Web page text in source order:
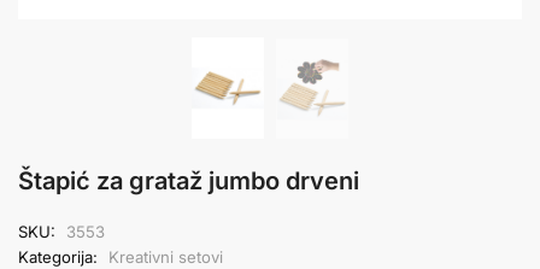
Štapić za grataž jumbo drveni
SKU:
3553
Kategorija:
Kreativni setovi